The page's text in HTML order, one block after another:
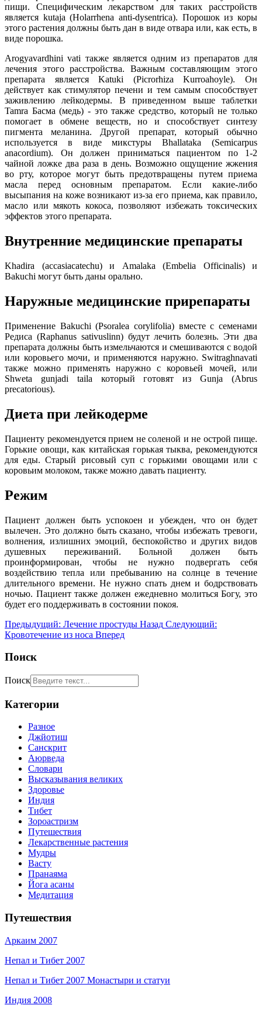
пищи. Специфическим лекарством для таких расстройств
является kutaja (Holarrhena anti-dysentrica). Порошок из коры
этого растения должны быть дан в виде отвара или, как есть, в
виде порошка.
Arogyavardhini vati также является одним из препаратов для
лечения этого расстройства. Важным составляющим этого
препарата является Katuki (Picrorhiza Kurroahoyle). Он
действует как стимулятор печени и тем самым способствует
заживлению лейкодермы. В приведенном выше таблетки
Tamra Басма (медь) - это также средство, который не только
помогает в обмене веществ, но и способствует синтезу
пигмента меланина. Другой препарат, который обычно
используется в виде микстуры Bhallataka (Semicarpus
anacordium). Он должен приниматься пациентом по 1-2
чайной ложке два раза в день. Возможно ощущение жжения
во рту, которое могут быть предотвращены путем приема
масла перед основным препаратом. Если какие-либо
высыпания на коже возникают из-за его приема, как правило,
масло или мякоть кокоса, позволяют избежать токсических
эффектов этого препарата.
Внутренние медицинские препараты
Khadira (accasiacatechu) и Amalaka (Embelia Officinalis) и
Bakuchi могут быть даны орально.
Наружные медицинские прирепараты
Применение Bakuchi (Psoralea corylifolia) вместе с семенами
Редиса (Raphanus sativuslinn) будут лечить болезнь. Эти два
препарата должны быть измельчаются и смешиваются с водой
или коровьего мочи, и применяются наружно. Switraghnavati
также можно применять наружно с коровьей мочей, или
Shweta gunjadi taila который готовят из Gunja (Abrus
precatorious).
Диета при лейкодерме
Пациенту рекомендуется прием не соленой и не острой пище.
Горькие овощи, как китайская горькая тыква, рекомендуются
для еды. Старый рисовый суп с горькими овощами или с
коровьим молоком, также можно давать пациенту.
Режим
Пациент должен быть успокоен и убежден, что он будет
вылечен. Это должно быть сказано, чтобы избежать тревоги,
волнения, излишних эмоций, беспокойство и других видов
душевных переживаний. Больной должен быть
проинформирован, чтобы не нужно подвергать себя
воздействию тепла или пребыванию на солнце в течение
длительного времени. Не нужно спать днем и бодрствовать
ночью. Пациент также должен ежедневно молиться Богу, это
будет его поддерживать в состоянии покоя.
Предыдущий: Лечение простуды Назад Следующий:
Кровотечение из носа Вперед
Поиск
Поиск
Категории
Разное
Джйотиш
Санскрит
Аюрведа
Словари
Высказывания великих
Здоровье
Индия
Тибет
Зороастризм
Путешествия
Лекарственные растения
Мудры
Васту
Пранаяма
Йога асаны
Медитация
Путешествия
Аркаим 2007
Непал и Тибет 2007
Непал и Тибет 2007 Монастыри и статуи
Индия 2008